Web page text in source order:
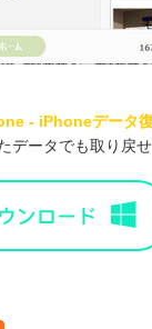
- iPhoneデータ
データでも取り戻せ